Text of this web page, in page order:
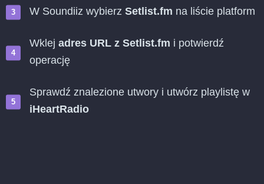
W Soundiiz wybierz Setlist.fm na liście platform
Wklej adres URL z Setlist.fm i potwierdź
operację
Sprawdź znalezione utwory i utwórz playlistę w
iHeartRadio